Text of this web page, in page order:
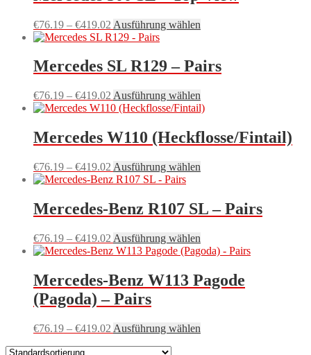
Die
auf
der
gewählt
werden
€76.19 – €419.02 Preisspanne:
€76.19
€419.02
Ausführung wählen
mehrere
Varianten
Die
Optionen
auf
der
gewählt
Mercedes SL R129 – Pairs
€76.19 – €419.02 Preisspanne:
€76.19
€419.02
Ausführung wählen
Produkt
mehrere
Varianten
Die
auf
der
gewählt
werden
Mercedes W110 (Heckflosse/Fintail)
€76.19 – €419.02 Preisspanne:
€76.19
€419.02
Ausführung wählen
mehrere
Varianten
Die
Optionen
auf
der
Mercedes-Benz R107 SL – Pairs
€76.19 – €419.02 Preisspanne:
€76.19
€419.02
Ausführung wählen
Produkt
mehrere
Varianten
können
Mercedes-Benz W113 Pagode
(Pagoda) – Pairs
€76.19 – €419.02 Preisspanne:
Ausführung wählen